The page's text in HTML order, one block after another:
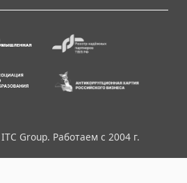
Group. Работаем с 2004 г.